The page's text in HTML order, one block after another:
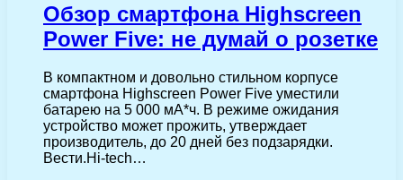
Обзор смартфона Highscreen
Power Five: не думай о розетке
В компактном и довольно стильном корпусе
смартфона Highscreen Power Five уместили
батарею на 5 000 мА*ч. В режиме ожидания
устройство может прожить, утверждает
производитель, до 20 дней без подзарядки.
Вести.Hi-tech…